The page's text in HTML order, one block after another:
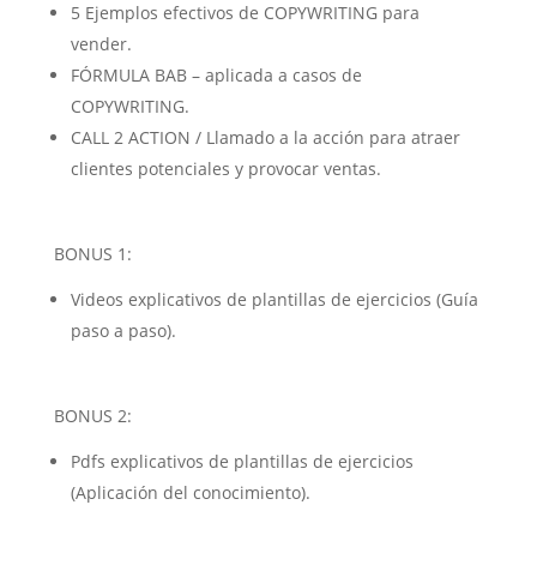
5 Ejemplos efectivos de COPYWRITING para
vender.
FÓRMULA BAB – aplicada a casos de
COPYWRITING.
CALL 2 ACTION / Llamado a la acción para atraer
clientes potenciales y provocar ventas.
BONUS 1:
Videos explicativos de plantillas de ejercicios (Guía
paso a paso).
BONUS 2:
Pdfs explicativos de plantillas de ejercicios
(Aplicación del conocimiento).